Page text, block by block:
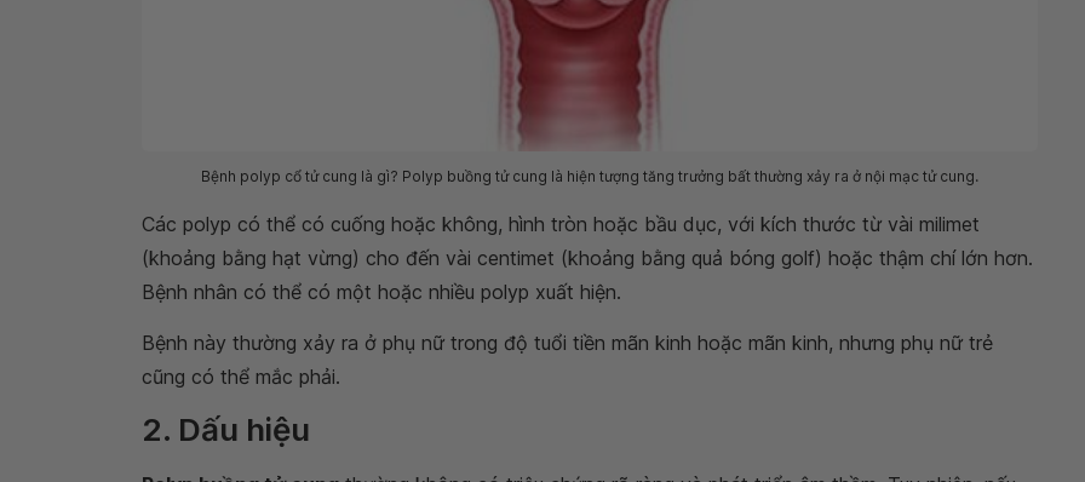
Bệnh polyp cổ tử cung là gì? Polyp buồng tử cung là hiện tượng tăng trưởng bất thường xảy ra ở nội mạc tử cung.
Các polyp có thể có cuống hoặc không, hình tròn hoặc bầu dục, với kích thước từ vài milimet
(khoảng bằng hạt vừng) cho đến vài centimet (khoảng bằng quả bóng golf) hoặc thậm chí lớn hơn.
Bệnh nhân có thể có một hoặc nhiều polyp xuất hiện.
Bệnh này thường xảy ra ở phụ nữ trong độ tuổi tiền mãn kinh hoặc mãn kinh, nhưng phụ nữ trẻ
cũng có thể mắc phải.
2. Dấu hiệu